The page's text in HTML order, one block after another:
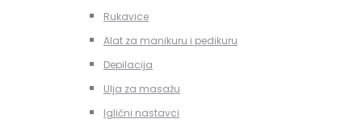
Rukavice
Alat za manikuru i pedikuru
Depilacija
Ulja za masažu
Iglični nastavci